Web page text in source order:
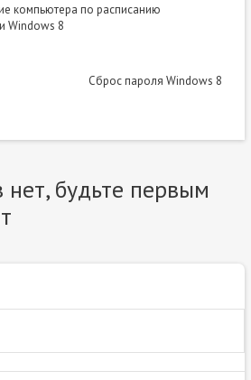
компьютера по расписанию
Windows 8
Сброс пароля Windows 8
будьте первым